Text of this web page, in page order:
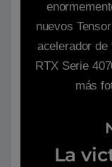
nuevos
acelerador
RTX Serie
más
La